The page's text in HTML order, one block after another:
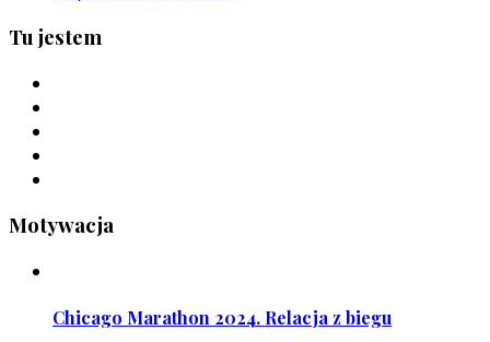
Tu jestem
Motywacja
Chicago Marathon 2024. Relacja z biegu